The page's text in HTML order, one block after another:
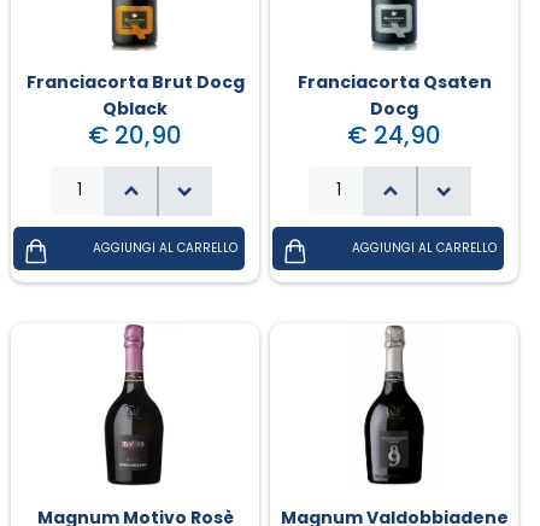
Franciacorta Brut Docg
Qblack
€ 20,90
Franciacorta Qsaten
Docg
€ 24,90
Magnum Motivo Rosè
Magnum Valdobbiadene